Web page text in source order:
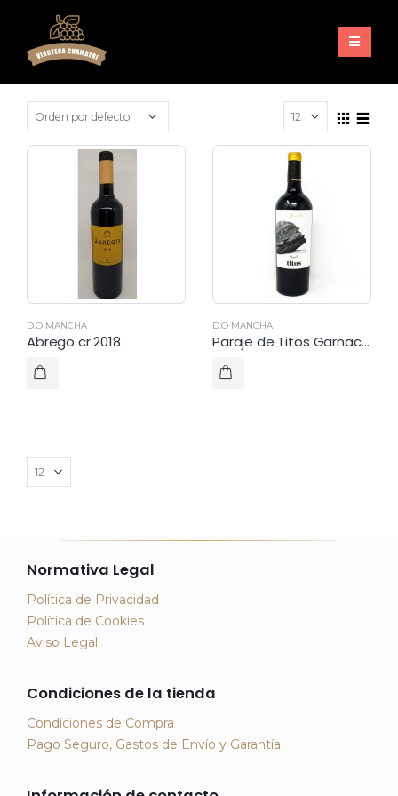
D.O MANCHA
Abrego cr 2018
D.O MANCHA
Paraje de Titos Garnacha cr.2020
Normativa Legal
Política de Privacidad
Política de Cookies
Aviso Legal
Condiciones de la tienda
Condiciones de Compra
Pago Seguro, Gastos de Envío y Garantía